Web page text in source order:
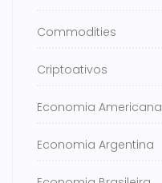
Commodities
Criptoativos
Economia Americana
Economia Argentina